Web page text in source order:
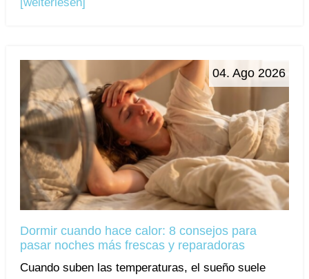
04. Ago 2026
Dormir cuando hace calor: 8 consejos para
pasar noches más frescas y reparadoras
Cuando suben las temperaturas, el sueño suele